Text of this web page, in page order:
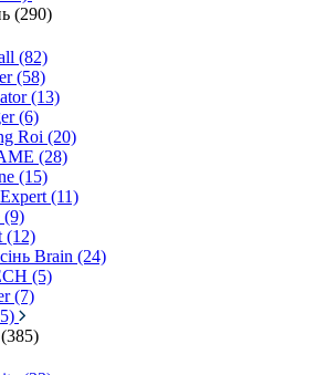
(290)
(82)
(58)
(13)
(6)
Roi (20)
(28)
(15)
(11)
(9)
(12)
Brain (24)
(5)
(7)